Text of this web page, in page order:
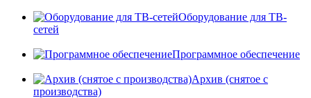
Оборудование для ТВ-
сетей
Программное обеспечение
Архив (снятое с
производства)